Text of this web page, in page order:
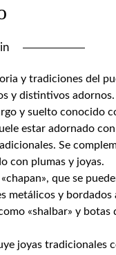
y tradiciones del
y distintivos adornos.
y suelto conocido
estar adornado
Se
con plumas y joyas.
que se
metálicos y bordados
«shalbar» y botas
joyas tradicionales